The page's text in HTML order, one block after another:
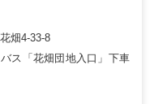
畑4-33-8
ス「花畑団地入口」下車